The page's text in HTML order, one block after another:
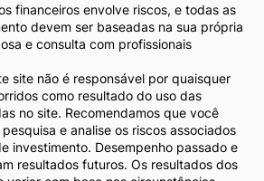
financeiros envolve riscos, e todas as
devem ser baseadas na sua própria
e consulta com profissionais
site não é responsável por quaisquer
como resultado do uso das
no site. Recomendamos que você
e analise os riscos associados
investimento. Desempenho passado e
resultados futuros. Os resultados dos